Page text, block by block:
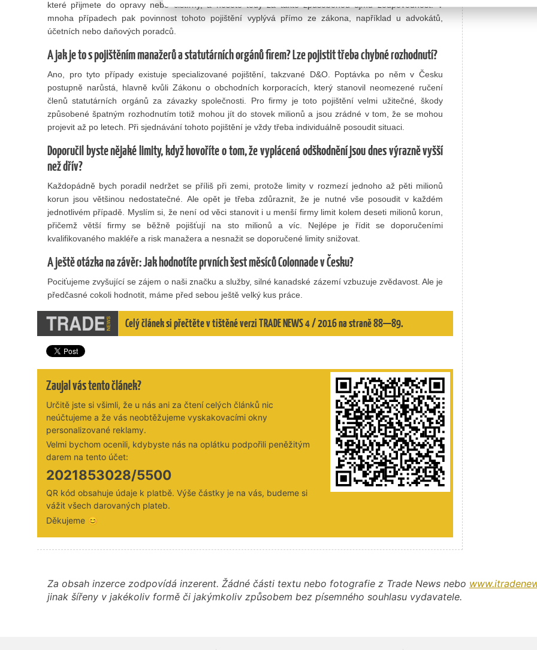
které přijmete do opravy nebo čistírny, a nesete tedy za takto způsobenou újmu zodpovědnost. V
mnoha případech pak povinnost tohoto pojištění vyplývá přímo ze zákona, například u advokátů,
účetních nebo daňových poradců.
A jak je to s pojištěním manažerů a statutárních orgánů firem? Lze pojistit třeba chybné rozhodnutí?
Ano, pro tyto případy existuje specializované pojištění, takzvané D&O. Poptávka po něm v Česku
postupně narůstá, hlavně kvůli Zákonu o obchodních korporacích, který stanovil neomezené ručení
členů statutárních orgánů za závazky společnosti. Pro firmy je toto pojištění velmi užitečné, škody
způsobené špatným rozhodnutím totiž mohou jít do stovek milionů a jsou zrádné v tom, že se mohou
projevit až po letech. Při sjednávání tohoto pojištění je vždy třeba individuálně posoudit situaci.
Doporučil byste nějaké limity, když hovoříte o tom, že vyplácená odškodnění jsou dnes výrazně vyšší
než dřív?
Každopádně bych poradil nedržet se příliš při zemi, protože limity v rozmezí jednoho až pěti milionů
korun jsou většinou nedostatečné. Ale opět je třeba zdůraznit, že je nutné vše posoudit v každém
jednotlivém případě. Myslím si, že není od věci stanovit i u menší firmy limit kolem deseti milionů korun,
přičemž větší firmy se běžně pojišťují na sto milionů a víc. Nejlépe je řídit se doporučeními
kvalifikovaného makléře a risk manažera a nesnažit se doporučené limity snižovat.
A ještě otázka na závěr: Jak hodnotíte prvních šest měsíců Colonnade v Česku?
Pociťujeme zvyšující se zájem o naši značku a služby, silné kanadské zázemí vzbuzuje zvědavost. Ale je
předčasné cokoli hodnotit, máme před sebou ještě velký kus práce.
Celý článek si přečtěte v tištěné verzi TRADE NEWS 4 / 2016 na straně 88—89.
Zaujal vás tento článek?
Určitě jste si všimli, že u nás ani za čtení celých článků nic
neúčtujeme a že vás neobtěžujeme vyskakovacími okny
personalizované reklamy.
Velmi bychom ocenili, kdybyste nás na oplátku podpořili peněžitým
darem na tento účet:
2021853028/5500
QR kód obsahuje údaje k platbě. Výše částky je na vás, budeme si
vážit všech darovaných plateb.
Děkujeme 😊
Za obsah inzerce zodpovídá inzerent. Žádné části textu nebo fotografie z Trade News nebo
jinak šířeny v jakékoliv formě či jakýmkoliv způsobem bez písemného souhlasu vydavatele.